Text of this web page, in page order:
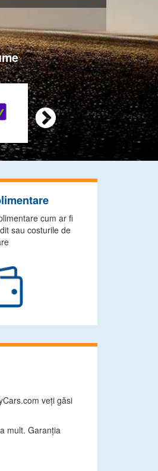

cum ar fi
sau costurile de
veţi găsi
mult. Garanţia